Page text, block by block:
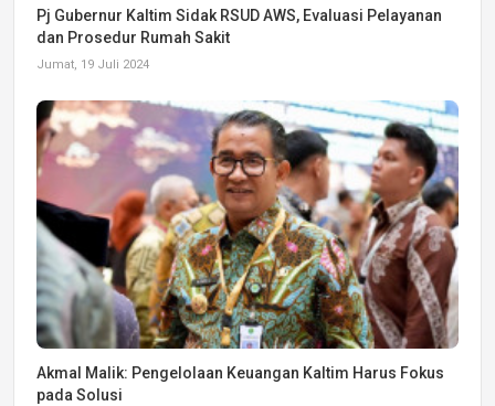
Pj Gubernur Kaltim Sidak RSUD AWS, Evaluasi Pelayanan
dan Prosedur Rumah Sakit
Jumat, 19 Juli 2024
Akmal Malik: Pengelolaan Keuangan Kaltim Harus Fokus
pada Solusi